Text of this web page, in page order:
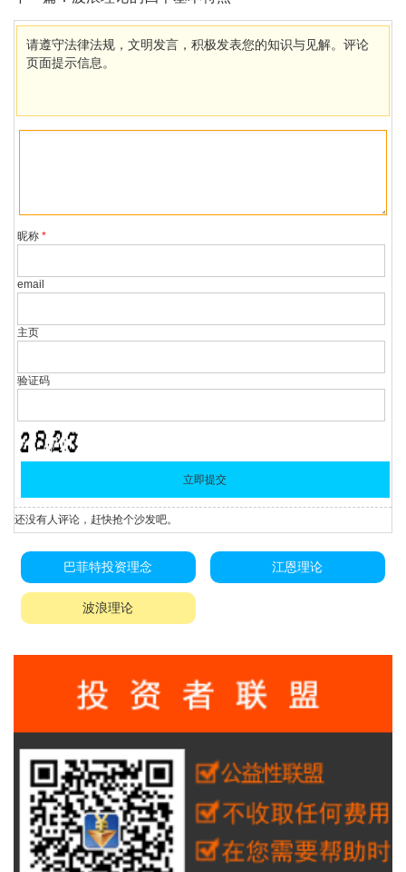
请遵守法律法规，文明发言，积极发表您的知识与见解。评论
页面提示信息。
昵称*
email
主页
验证码
还没有人评论，赶快抢个沙发吧。
巴菲特投资理念 江恩理论
波浪理论